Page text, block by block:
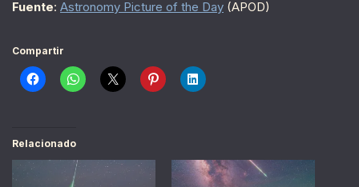
Fuente: Astronomy Picture of the Day (APOD)
Compartir
Relacionado